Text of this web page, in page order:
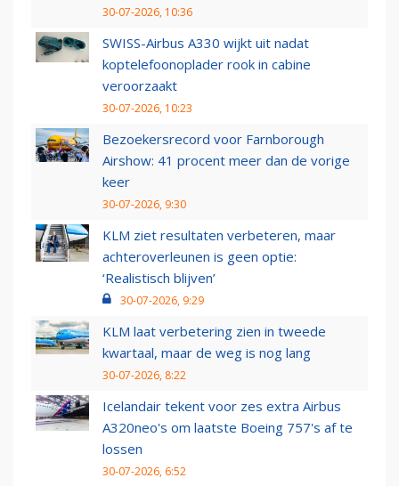
30-07-2026, 10:36
SWISS-Airbus A330 wijkt uit nadat
koptelefoonoplader rook in cabine
veroorzaakt
30-07-2026, 10:23
Bezoekersrecord voor Farnborough
Airshow: 41 procent meer dan de vorige
keer
30-07-2026, 9:30
KLM ziet resultaten verbeteren, maar
achteroverleunen is geen optie:
‘Realistisch blijven’
30-07-2026, 9:29
KLM laat verbetering zien in tweede
kwartaal, maar de weg is nog lang
30-07-2026, 8:22
Icelandair tekent voor zes extra Airbus
A320neo's om laatste Boeing 757's af te
lossen
30-07-2026, 6:52